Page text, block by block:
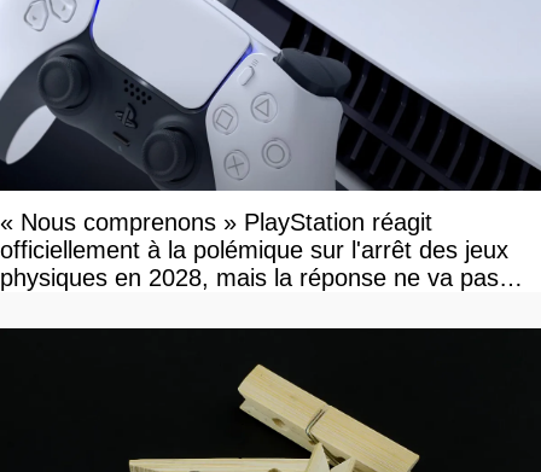
« Nous comprenons » PlayStation réagit
officiellement à la polémique sur l'arrêt des jeux
physiques en 2028, mais la réponse ne va pas